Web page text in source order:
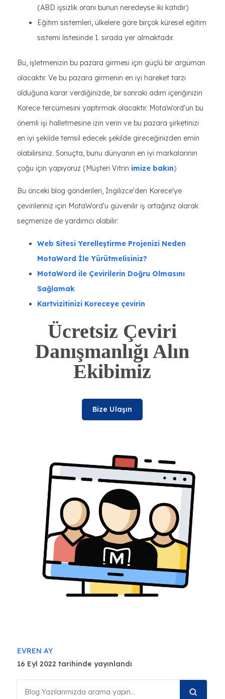
(ABD işsizlik oranı bunun neredeyse iki katıdır)
Eğitim sistemleri, ülkelere göre birçok küresel eğitim
sistemi listesinde 1. sırada yer almaktadır.
Bu, işletmenizin bu pazara girmesi için güçlü bir argüman
olacaktır. Ve bu pazara girmenin en iyi hareket tarzı
olduğuna karar verdiğinizde, bir sonraki adım içeriğinizin
Korece tercümesini yaptırmak olacaktır. MotaWord'un bu
önemli işi halletmesine izin verin ve bu pazara şirketinizi
en iyi şekilde temsil edecek şekilde gireceğinizden emin
olabilirsiniz. Sonuçta, bunu dünyanın en iyi markalarının
çoğu için yapıyoruz (Müşteri Vitrin imize bakın)
Bu önceki blog gönderileri, İngilizce'den Korece'ye
çevirileriniz için MotaWord'u güvenilir iş ortağınız olarak
seçmenize de yardımcı olabilir:
Web Sitesi Yerelleştirme Projenizi Neden
MotaWord İle Yürütmelisiniz?
MotaWord ile Çevirilerin Doğru Olmasını
Sağlamak
Kartvizitinizi Koreceye çevirin
Ücretsiz Çeviri
Danışmanlığı Alın
Ekibimiz
Bize Ulaşın
EVREN AY
16 Eyl 2022 tarihinde yayınlandı